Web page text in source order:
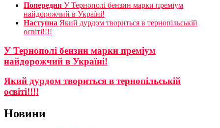
Попередня У Тернополі бензин марки преміум
найдорожчий в Україні!
Наступна Який дурдом твориться в тернопільській
освіті!!!!
У Тернополі бензин марки преміум
найдорожчий в Україні!
Який дурдом твориться в тернопільській
освіті!!!!
Новини